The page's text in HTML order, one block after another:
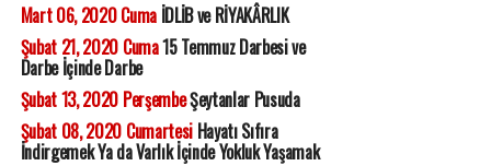
Mart 06, 2020 CumaİDLİB ve RİYAKÂRLIK
Şubat 21, 2020 Cuma15 Temmuz Darbesi ve
Darbe İçinde Darbe
Şubat 13, 2020 PerşembeŞeytanlar Pusuda
Şubat 08, 2020 CumartesiHayatı Sıfıra
İndirgemek Ya da Varlık İçinde Yokluk Yaşamak